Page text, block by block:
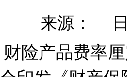
来源： 日
财险产品费率